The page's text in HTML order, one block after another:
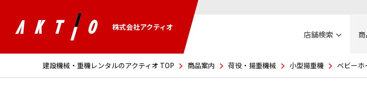
株式会社アクティオ
店舗検索
建設機械・重機レンタルのアクティオ TOP 商品案内 荷役・揚重機械 小型揚重機 ベビーホ